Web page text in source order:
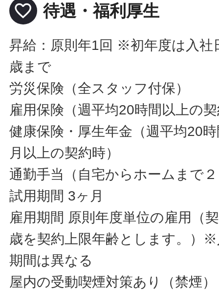
favorite_border 待遇・福利厚生
昇給：原則年1回 ※初年度は入
歳まで
労災保険（全スタッフ付保）
雇用保険（週平均20時間以上の
健康保険・厚生年金（週平均20
月以上の契約時）
通勤手当（自宅からホームまで
試用期間 3ヶ月
雇用期間 原則年度単位の雇用（
歳を契約上限年齢とします。）
期間は異なる
屋内の受動喫煙対策あり（禁煙）